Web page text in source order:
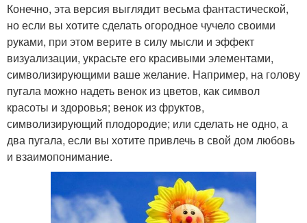
Конечно, эта версия выглядит весьма фантастической,
но если вы хотите сделать огородное чучело своими
руками, при этом верите в силу мысли и эффект
визуализации, украсьте его красивыми элементами,
символизирующими ваше желание. Например, на голову
пугала можно надеть венок из цветов, как символ
красоты и здоровья; венок из фруктов,
символизирующий плодородие; или сделать не одно, а
два пугала, если вы хотите привлечь в свой дом любовь
и взаимопонимание.